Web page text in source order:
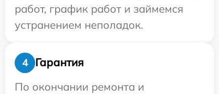
работ, график работ и займемся
устранением неполадок.
4
Гарантия
По окончании ремонта и